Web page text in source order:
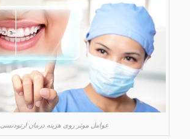
عوامل موثر روی هزینه درمان ارتودنسی